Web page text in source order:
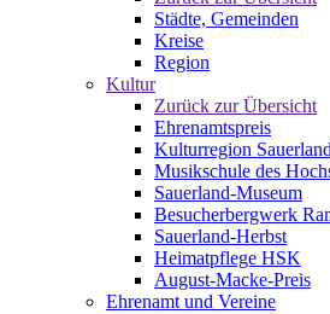
Städte, Gemeinden
Kreise
Region
Kultur
Zurück zur Übersicht
Ehrenamtspreis
Kulturregion Sauerland
Musikschule des
Sauerland-Museum
Besucherbergwerk
Sauerland-Herbst
Heimatpflege HSK
August-Macke-Preis
Ehrenamt und Vereine